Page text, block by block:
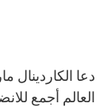
دعا
العالم أجمع